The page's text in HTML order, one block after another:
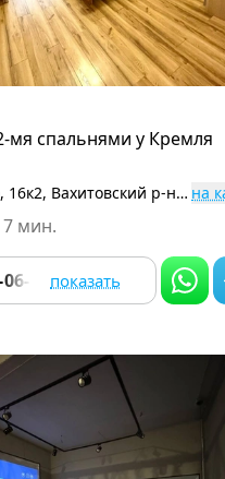
мя спальнями у Кремля
Чернышевского, 16к2, Вахитовский р-н (Центр) на
7 мин.
18 показать